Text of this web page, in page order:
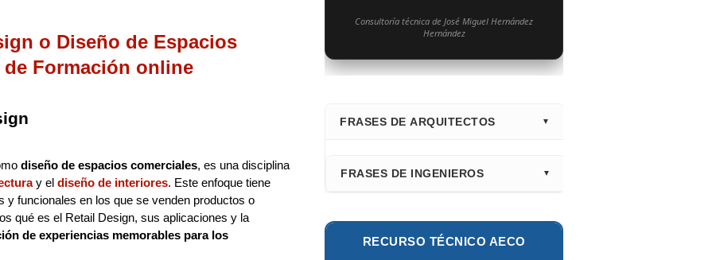
o Diseño de Espacios
Formación online
diseño de espacios comerciales, es una disciplina
y el diseño de interiores. Este enfoque tiene
y funcionales en los que se venden productos o
qué es el Retail Design, sus aplicaciones y la
de experiencias memorables para los
Consultoría técnica de José Miguel Hernández
Hernández
FRASES DE ARQUITECTOS
Santiago Calatrava
FRASES DE INGENIEROS
Leslie E. Robertson
RECURSO TÉCNICO AECO